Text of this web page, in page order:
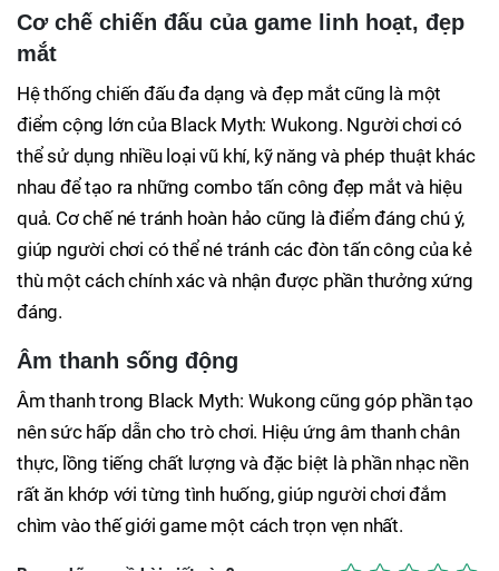
Cơ chế chiến đấu của game linh hoạt, đẹp
mắt
Hệ thống chiến đấu đa dạng và đẹp mắt cũng là một
điểm cộng lớn của Black Myth: Wukong. Người chơi có
thể sử dụng nhiều loại vũ khí, kỹ năng và phép thuật khác
nhau để tạo ra những combo tấn công đẹp mắt và hiệu
quả. Cơ chế né tránh hoàn hảo cũng là điểm đáng chú ý,
giúp người chơi có thể né tránh các đòn tấn công của kẻ
thù một cách chính xác và nhận được phần thưởng xứng
đáng.
Âm thanh sống động
Âm thanh trong Black Myth: Wukong cũng góp phần tạo
nên sức hấp dẫn cho trò chơi. Hiệu ứng âm thanh chân
thực, lồng tiếng chất lượng và đặc biệt là phần nhạc nền
rất ăn khớp với từng tình huống, giúp người chơi đắm
chìm vào thế giới game một cách trọn vẹn nhất.